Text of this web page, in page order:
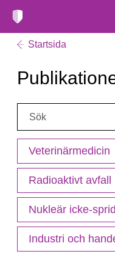
Startsida
Sök:
Veterinärmedicin
Radioaktivt avfall
Nukleär icke-
Industri och